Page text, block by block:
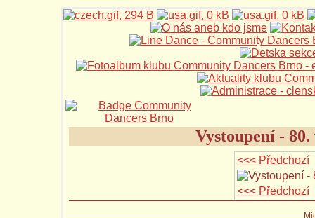
Vystoupení -
<<< Předchozí
<<< Předchozí